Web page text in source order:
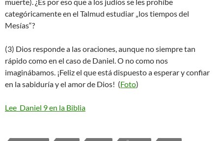
categóricamente en el Talmud estudiar „los tiempos del
Mesías“?
(3) Dios responde a las oraciones, aunque no siempre tan
rápido como en el caso de Daniel. O no como nos
imaginábamos. ¡Feliz el que está dispuesto a esperar y confiar
en la sabiduría y el amor de Dios! (Foto)
Lee Daniel 9 en la Biblia